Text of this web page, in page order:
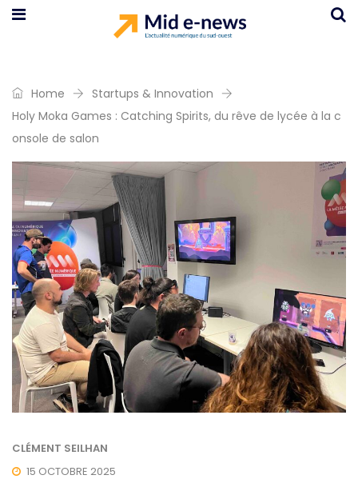
Home
Startups & Innovation
Holy Moka Games : Catching Spirits, du rêve de lycée à la c
onsole de salon
CLÉMENT SEILHAN
15 OCTOBRE 2025